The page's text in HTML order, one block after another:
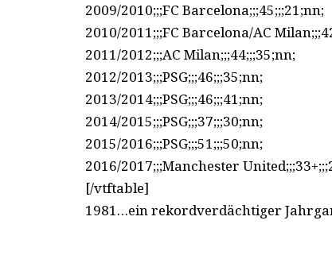
2009/2010;;;FC Barcelona;;;45;;;21;nn;
2010/2011;;;FC Barcelona/AC
2011/2012;;;AC Milan;;;44;;;35;nn;
2012/2013;;;PSG;;;46;;;35;nn;
2013/2014;;;PSG;;;46;;;41;nn;
2014/2015;;;PSG;;;37;;;30;nn;
2015/2016;;;PSG;;;51;;;50;nn;
2016/2017;;;Manchester
[/vtftable]
1981…ein rekordverdächtiger